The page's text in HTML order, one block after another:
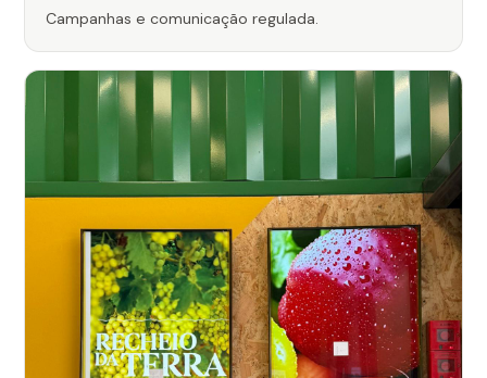
Campanhas e comunicação regulada.